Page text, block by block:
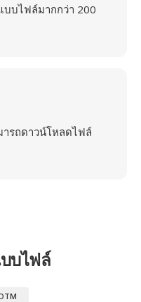
บบไฟล์มากกว่า 200
รถดาวน์โหลดไฟล์
บไฟล์